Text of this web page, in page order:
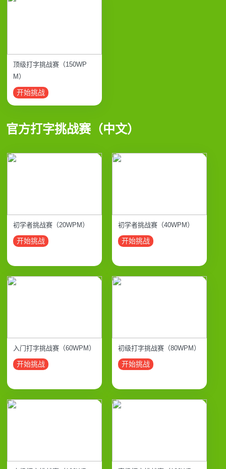
顶级打字挑战赛（150WP
M）
开始挑战
官方打字挑战赛（中文）
初学者挑战赛（20WPM）
开始挑战
初学者挑战赛（40WPM）
开始挑战
入门打字挑战赛（60WPM）
开始挑战
初级打字挑战赛（80WPM）
开始挑战